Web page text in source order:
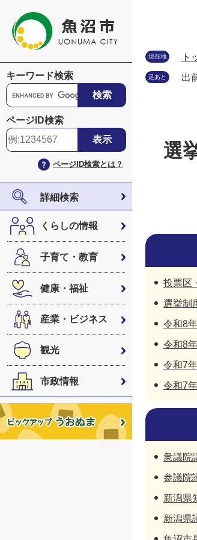
キーワード検索
G
o
o
g
ス
タ
ム
検
索
ページID検索
ページID検索とは？
詳細検索
くらしの情報
子育て・教育
健康・福祉
産業・ビジネス
観光
市政情報
現在地 ト
足あと 出
選
投票区
選挙制
令和8
令和8
令和7
令和7
衆議院
参議院
新潟県
新潟県